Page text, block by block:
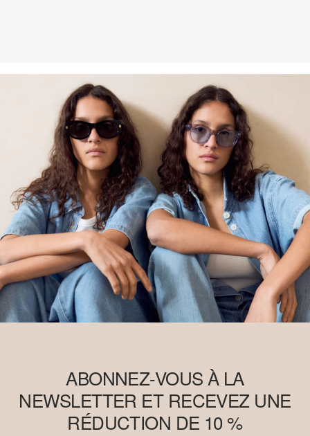
ABONNEZ-VOUS À LA
NEWSLETTER ET RECEVEZ UNE
RÉDUCTION DE 10 %